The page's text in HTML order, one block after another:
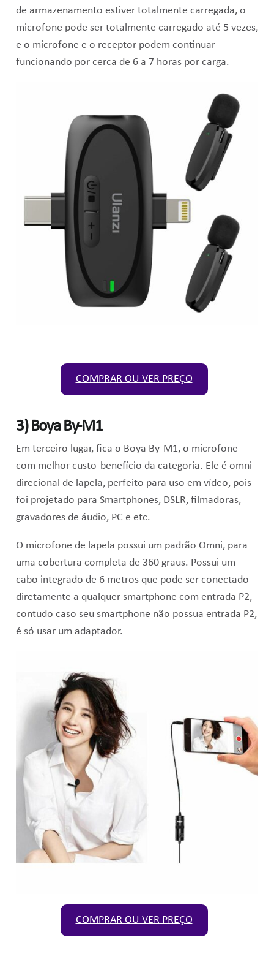
de armazenamento estiver totalmente carregada, o
microfone pode ser totalmente carregado até 5 vezes,
e o microfone e o receptor podem continuar
funcionando por cerca de 6 a 7 horas por carga.
COMPRAR OU VER PREÇO
3)Boya By-M1
Em terceiro lugar, fica o Boya By-M1, o microfone
com melhor custo-benefício da categoria. Ele é omni
direcional de lapela, perfeito para uso em vídeo, pois
foi projetado para Smartphones, DSLR, filmadoras,
gravadores de áudio, PC e etc.
O microfone de lapela possui um padrão Omni, para
uma cobertura completa de 360 graus. Possui um
cabo integrado de 6 metros que pode ser conectado
diretamente a qualquer smartphone com entrada P2,
contudo caso seu smartphone não possua entrada P2,
é só usar um adaptador.
COMPRAR OU VER PREÇO